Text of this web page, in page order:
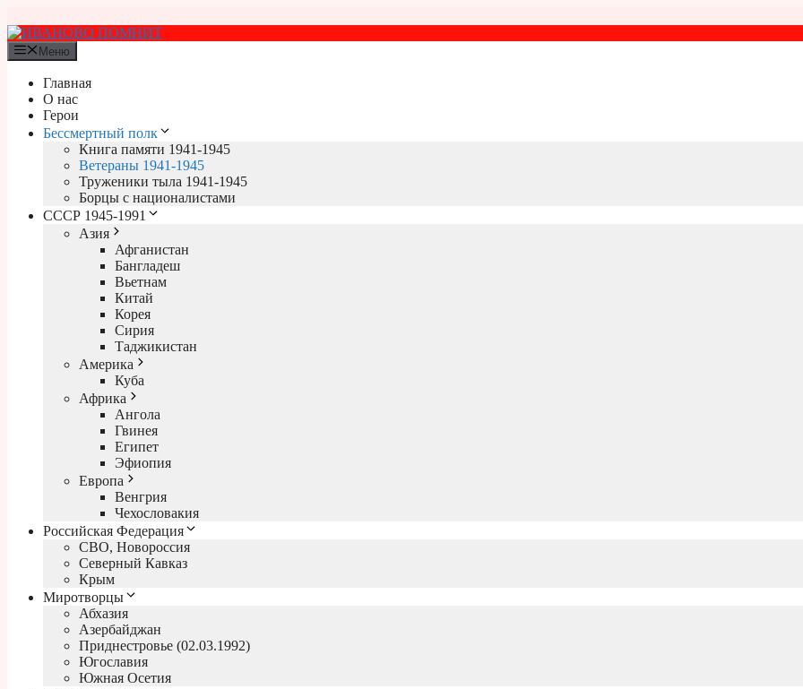
к
содержимому
Меню
Главная
О нас
Герои
Бессмертный полк
Книга памяти 1941-1945
Ветераны 1941-1945
Труженики тыла 1941-1945
Борцы с националистами
СССР 1945-1991
Азия
Афганистан
Бангладеш
Вьетнам
Китай
Корея
Сирия
Таджикистан
Америка
Куба
Африка
Ангола
Гвинея
Египет
Эфиопия
Европа
Венгрия
Чехословакия
Российская Федерация
СВО, Новороссия
Северный Кавказ
Крым
Миротворцы
Абхазия
Азербайджан
Приднестровье (02.03.1992)
Югославия
Южная Осетия